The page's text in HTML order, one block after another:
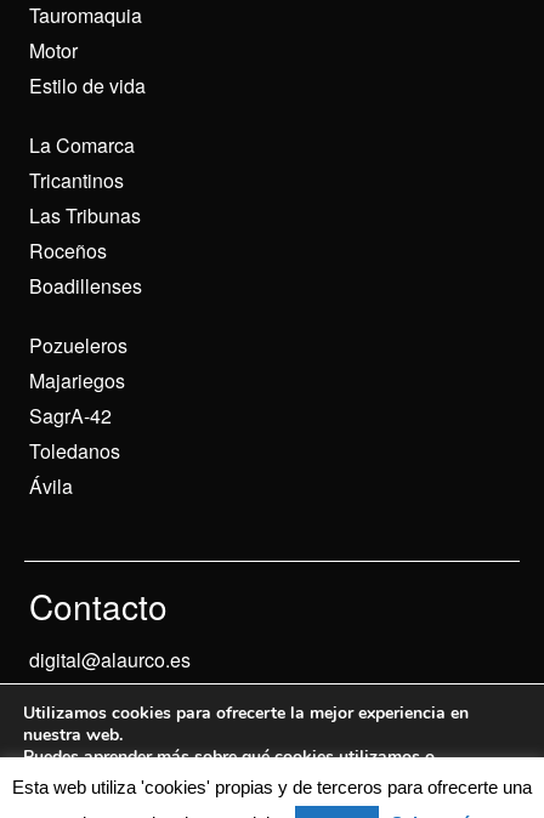
Tauromaquia
Motor
Estilo de vida
La Comarca
Tricantinos
Las Tribunas
Roceños
Boadillenses
Pozueleros
Majariegos
SagrA-42
Toledanos
Ávila
Contacto
digital@alaurco.es
Esta web utiliza 'cookies' propias y de terceros para ofrecerte una
Utilizamos cookies para ofrecerte la mejor experiencia en
nuestra web.
Puedes aprender más sobre qué cookies utilizamos o
desactivarlas en losajustes.